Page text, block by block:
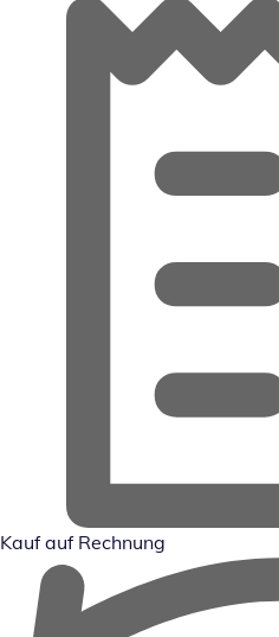
Kauf auf Rechnung